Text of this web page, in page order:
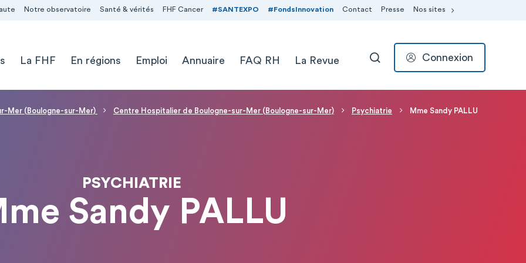
Notre observatoire Santé & vérités FHF Cancer #SANTEXPO #FondsInnovation Contact Presse Nos sites
La FHF En régions Emploi Annuaire FAQ RH La Revue RECHERCHER
Connexion
Mer (Boulogne-sur-Mer) Centre Hospitalier de Boulogne-sur-Mer (Boulogne-sur-Mer) Psychiatrie Mme Sandy PALLU
PSYCHIATRIE
Sandy PALLU